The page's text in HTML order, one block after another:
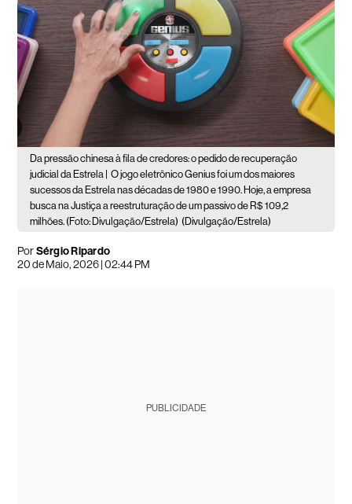
Da pressão chinesa à fila de credores: o pedido de recuperação
judicial da Estrela | O jogo eletrônico Genius foi um dos maiores
sucessos da Estrela nas décadas de 1980 e 1990. Hoje, a empresa
busca na Justiça a reestruturação de um passivo de R$ 109,2
milhões. (Foto: Divulgação/Estrela) (Divulgação/Estrela)
PorSérgio Ripardo
20 de Maio, 2026 | 02:44 PM
PUBLICIDADE